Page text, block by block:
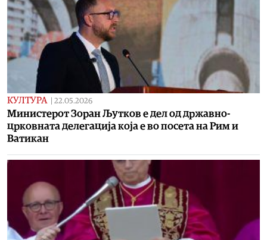
КУЛТУРА 22.05.2026
Министерот Зоран Љутков е дел од државно-
црковната делегација која е во посета на Рим и
Ватикан